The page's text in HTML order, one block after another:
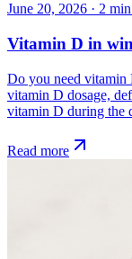
June 20, 2026 · 2
Vitamin D in
Do you need vitamin
vitamin D dosage,
vitamin D during the
Read more